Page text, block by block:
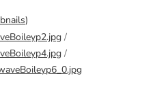
)
/
/